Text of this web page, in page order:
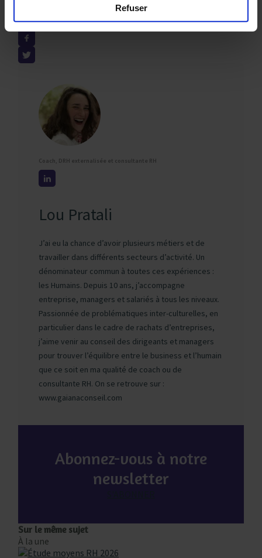
Refuser
Coach, DRH externalisée et consultante RH
Lou Pratali
J’ai eu la chance d’avoir plusieurs métiers et de
travailler dans différents secteurs d’activité. Un
dénominateur commun à toutes ces expériences :
les Humains. Depuis 10 ans, j’accompagne
entreprise, managers et salariés à tous les niveaux.
Passionnée de problématiques inter-culturelles, en
particulier dans le cadre de rachats d’entreprises,
j’aime venir au conseil des dirigeants et managers
pour trouver l’équilibre entre le business et l’humain
que ce soit en ma qualité de coach ou de
consultante RH. On se retrouve sur :
www.gaianaconseil.com
Abonnez-vous à notre
newsletter
Sur le même sujet
À la une